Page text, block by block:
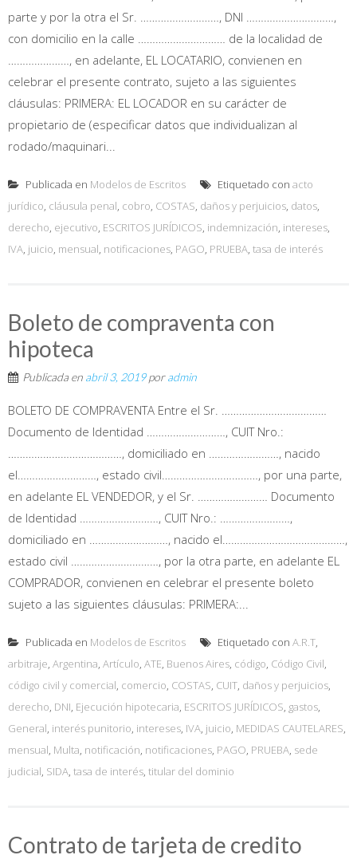
parte y por la otra el Sr. ………………………, DNI …………………………,
con domicilio en la calle ………………………… de la localidad de
…………………, en adelante, EL LOCATARIO, convienen en
celebrar el presente contrato, sujeto a las siguientes
cláusulas: PRIMERA: EL LOCADOR en su carácter de
propietario de (especificar datos que individualizan al
rodado/maquinari...
Publicada en Modelos de Escritos Etiquetado con acto
jurídico, cláusula penal, cobro, COSTAS, daños y perjuicios, datos,
derecho, ejecutivo, ESCRITOS JURÍDICOS, indemnización, intereses,
IVA, juicio, mensual, notificaciones, PAGO, PRUEBA, tasa de interés
Boleto de compraventa con
hipoteca
Publicada en abril 3, 2019poradmin
BOLETO DE COMPRAVENTA Entre el Sr. ………………………………
Documento de Identidad ………………………, CUIT Nro.:
…………………………………, domiciliado en ……………………, nacido
el………………………, estado civil……………………………, por una parte,
en adelante EL VENDEDOR, y el Sr. …………………… Documento
de Identidad ………………………, CUIT Nro.: ……………………,
domiciliado en ………………………, nacido el……………………………………,
estado civil …………………………, por la otra parte, en adelante EL
COMPRADOR, convienen en celebrar el presente boleto
sujeto a las siguientes cláusulas: PRIMERA:...
Publicada en Modelos de Escritos Etiquetado con A.R.T,
arbitraje, Argentina, Artículo, ATE, Buenos Aires, código, Código Civil,
código civil y comercial, comercio, COSTAS, CUIT, daños y perjuicios,
derecho, DNI, Ejecución hipotecaria, ESCRITOS JURÍDICOS, gastos,
General, interés punitorio, intereses, IVA, juicio, MEDIDAS CAUTELARES,
mensual, Multa, notificación, notificaciones, PAGO, PRUEBA, sede
judicial, SIDA, tasa de interés, titular del dominio
Contrato de tarjeta de credito